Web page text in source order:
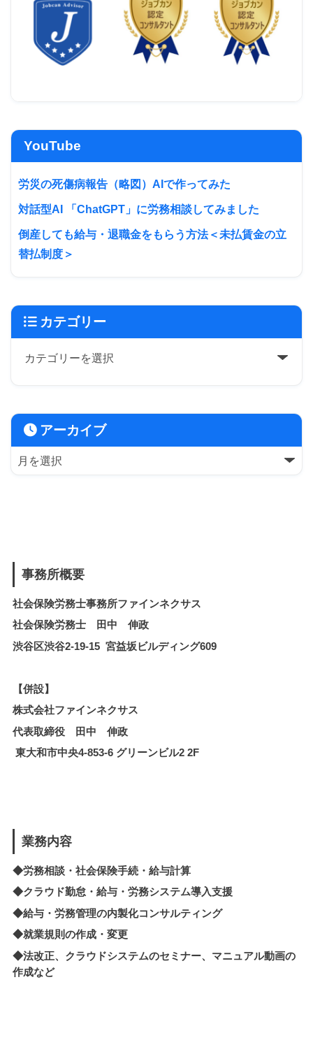
YouTube
労災の死傷病報告（略図）AIで作ってみた
対話型AI 「ChatGPT」に労務相談してみました
倒産しても給与・退職金をもらう方法＜未払賃金の立
替払制度＞
カテゴリー
アーカイブ
事務所概要
社会保険労務士事務所ファインネクサス
社会保険労務士 田中 伸政
渋谷区渋谷2-19-15 宮益坂ビルディング609
【併設】
株式会社ファインネクサス
代表取締役 田中 伸政
東大和市中央4-853-6 グリーンビル2 2F
業務内容
◆労務相談・社会保険手続・給与計算
◆クラウド勤怠・給与・労務システム導入支援
◆給与・労務管理の内製化コンサルティング
◆就業規則の作成・変更
◆法改正、クラウドシステムのセミナー、マニュアル動画の
作成など